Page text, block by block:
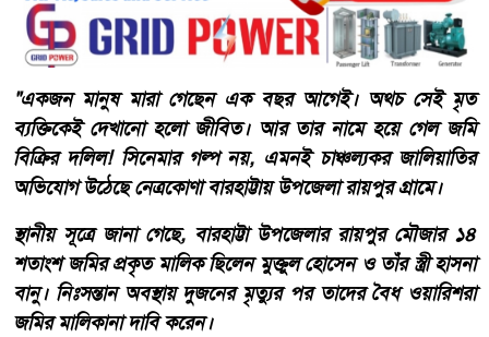
‎‎"একজন মানুষ মারা গেছেন এক বছর আগেই। অথচ সেই মৃত
ব্যক্তিকেই দেখানো হলো জীবিত। আর তার নামে হয়ে গেল জমি
বিক্রির দলিল! সিনেমার গল্প নয়, এমনই চাঞ্চল্যকর জালিয়াতির
অভিযোগ উঠেছে নেত্রকোণা বারহাট্টায় উপজেলা রায়পুর গ্রামে।
‎স্থানীয় সূত্রে জানা গেছে, বারহাট্টা উপজেলার রায়পুর মৌজার ১৪
শতাংশ জমির প্রকৃত মালিক ছিলেন মুক্তুল হোসেন ও তাঁর স্ত্রী হাসনা
বানু। নিঃসন্তান অবস্থায় দুজনের মৃত্যুর পর তাদের বৈধ ওয়ারিশরা
জমির মালিকানা দাবি করেন।